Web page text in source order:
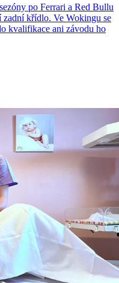
po Ferrari a Red Bullu
křídlo. Ve Wokingu se
kvalifikace ani závodu ho